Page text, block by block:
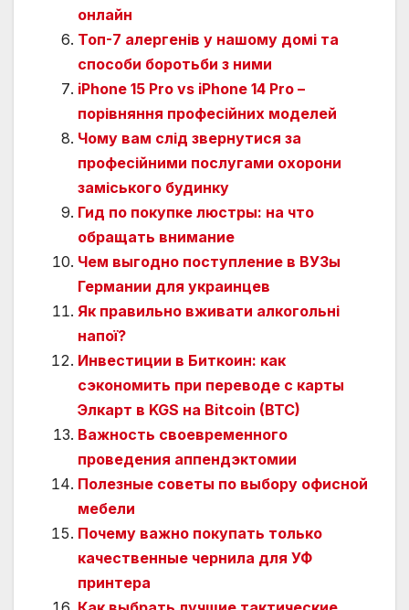
онлайн
Топ-7 алергенів у нашому домі та
способи боротьби з ними
iPhone 15 Pro vs iPhone 14 Pro –
порівняння професійних моделей
Чому вам слід звернутися за
професійними послугами охорони
заміського будинку
Гид по покупке люстры: на что
обращать внимание
Чем выгодно поступление в ВУЗы
Германии для украинцев
Як правильно вживати алкогольні
напої?
Инвестиции в Биткоин: как
сэкономить при переводе с карты
Элкарт в KGS на Bitcoin (BTC)
Важность своевременного
проведения аппендэктомии
Полезные советы по выбору офисной
мебели
Почему важно покупать только
качественные чернила для УФ
принтера